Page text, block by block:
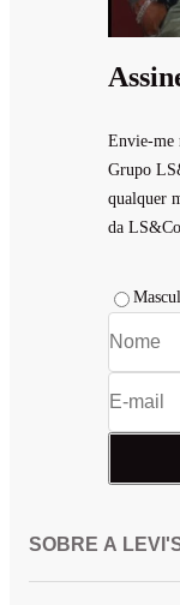
Envie-me
Grupo
qualquer
da LS&Co.
SOBRE A